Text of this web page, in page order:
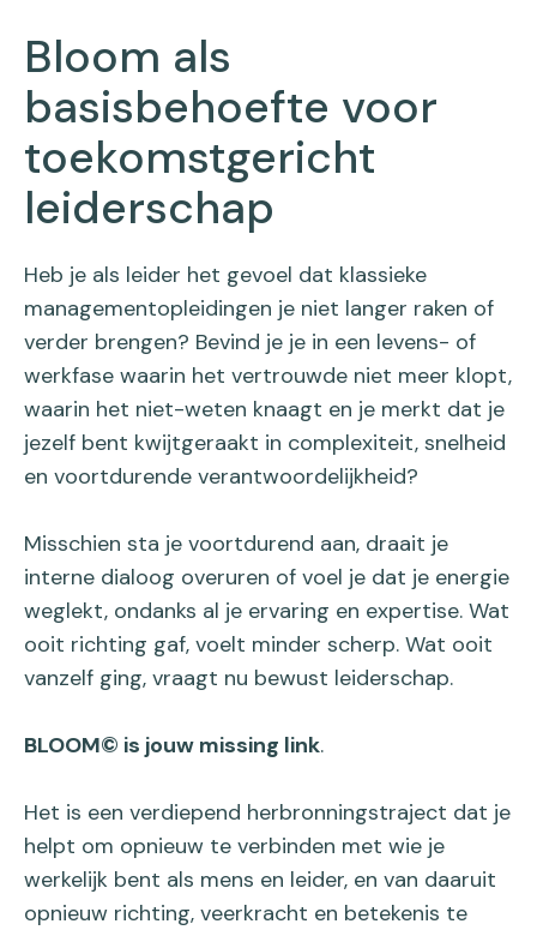
Bloom als
basisbehoefte voor
toekomstgericht
leiderschap
Heb je als leider het gevoel dat klassieke
managementopleidingen je niet langer raken of
verder brengen? Bevind je je in een levens- of
werkfase waarin het vertrouwde niet meer klopt,
waarin het niet-weten knaagt en je merkt dat je
jezelf bent kwijtgeraakt in complexiteit, snelheid
en voortdurende verantwoordelijkheid?
Misschien sta je voortdurend aan, draait je
interne dialoog overuren of voel je dat je energie
weglekt, ondanks al je ervaring en expertise. Wat
ooit richting gaf, voelt minder scherp. Wat ooit
vanzelf ging, vraagt nu bewust leiderschap.
BLOOM© is jouw missing link.
Het is een verdiepend herbronningstraject dat je
helpt om opnieuw te verbinden met wie je
werkelijk bent als mens en leider, en van daaruit
opnieuw richting, veerkracht en betekenis te